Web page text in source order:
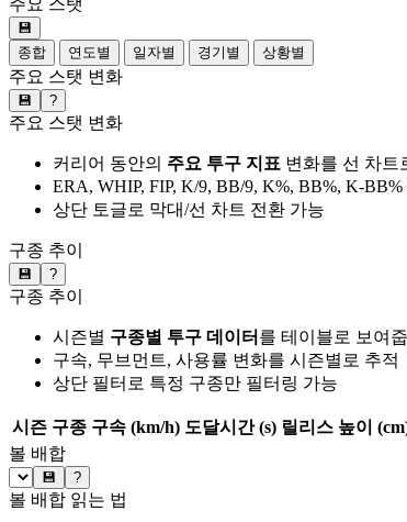
주요 스탯
💾
종합
연도별 일자별 경기별 상황별
주요 스탯 변화
💾 ?
주요 스탯 변화
커리어 동안의 주요 투구 지표 변화를 선 차트
ERA, WHIP, FIP, K/9, BB/9, K%, BB%, K-BB%
상단 토글로 막대/선 차트 전환 가능
구종 추이
💾 ?
구종 추이
시즌별 구종별 투구 데이터 를 테이블로 보여
구속, 무브먼트, 사용률 변화를 시즌별로 추적
상단 필터로 특정 구종만 필터링 가능
시즌 구종 구속 (km/h) 도달시간 (s) 릴리스 높이
볼 배합
💾 ?
볼 배합 읽는 법